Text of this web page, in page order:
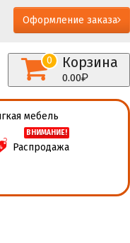
Оформление заказа
Корзина
0
0.00
мебель
ВНИМАНИЕ!
Распродажа